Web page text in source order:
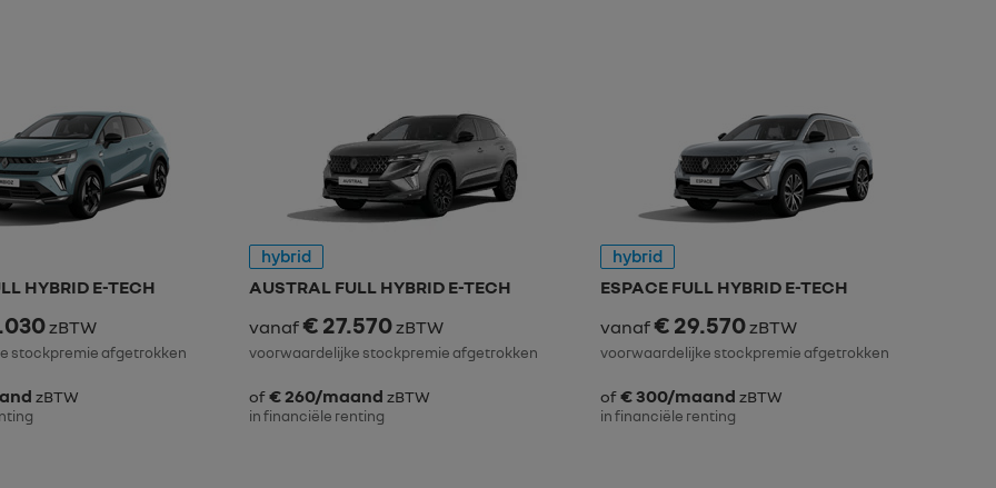
HYBRID E-TECH
zBTW
stockpremie afgetrokken
zBTW
hybrid
AUSTRAL FULL HYBRID E-TECH
vanaf€ 27.570zBTW
voorwaardelijke stockpremie afgetrokken
of€ 260/maand zBTW
in financiële renting
hybrid
ESPACE FULL HYBRID E-TECH
vanaf€ 29.570zBTW
voorwaardelijke stockpremie afgetrokken
of€ 300/maand zBTW
in financiële renting